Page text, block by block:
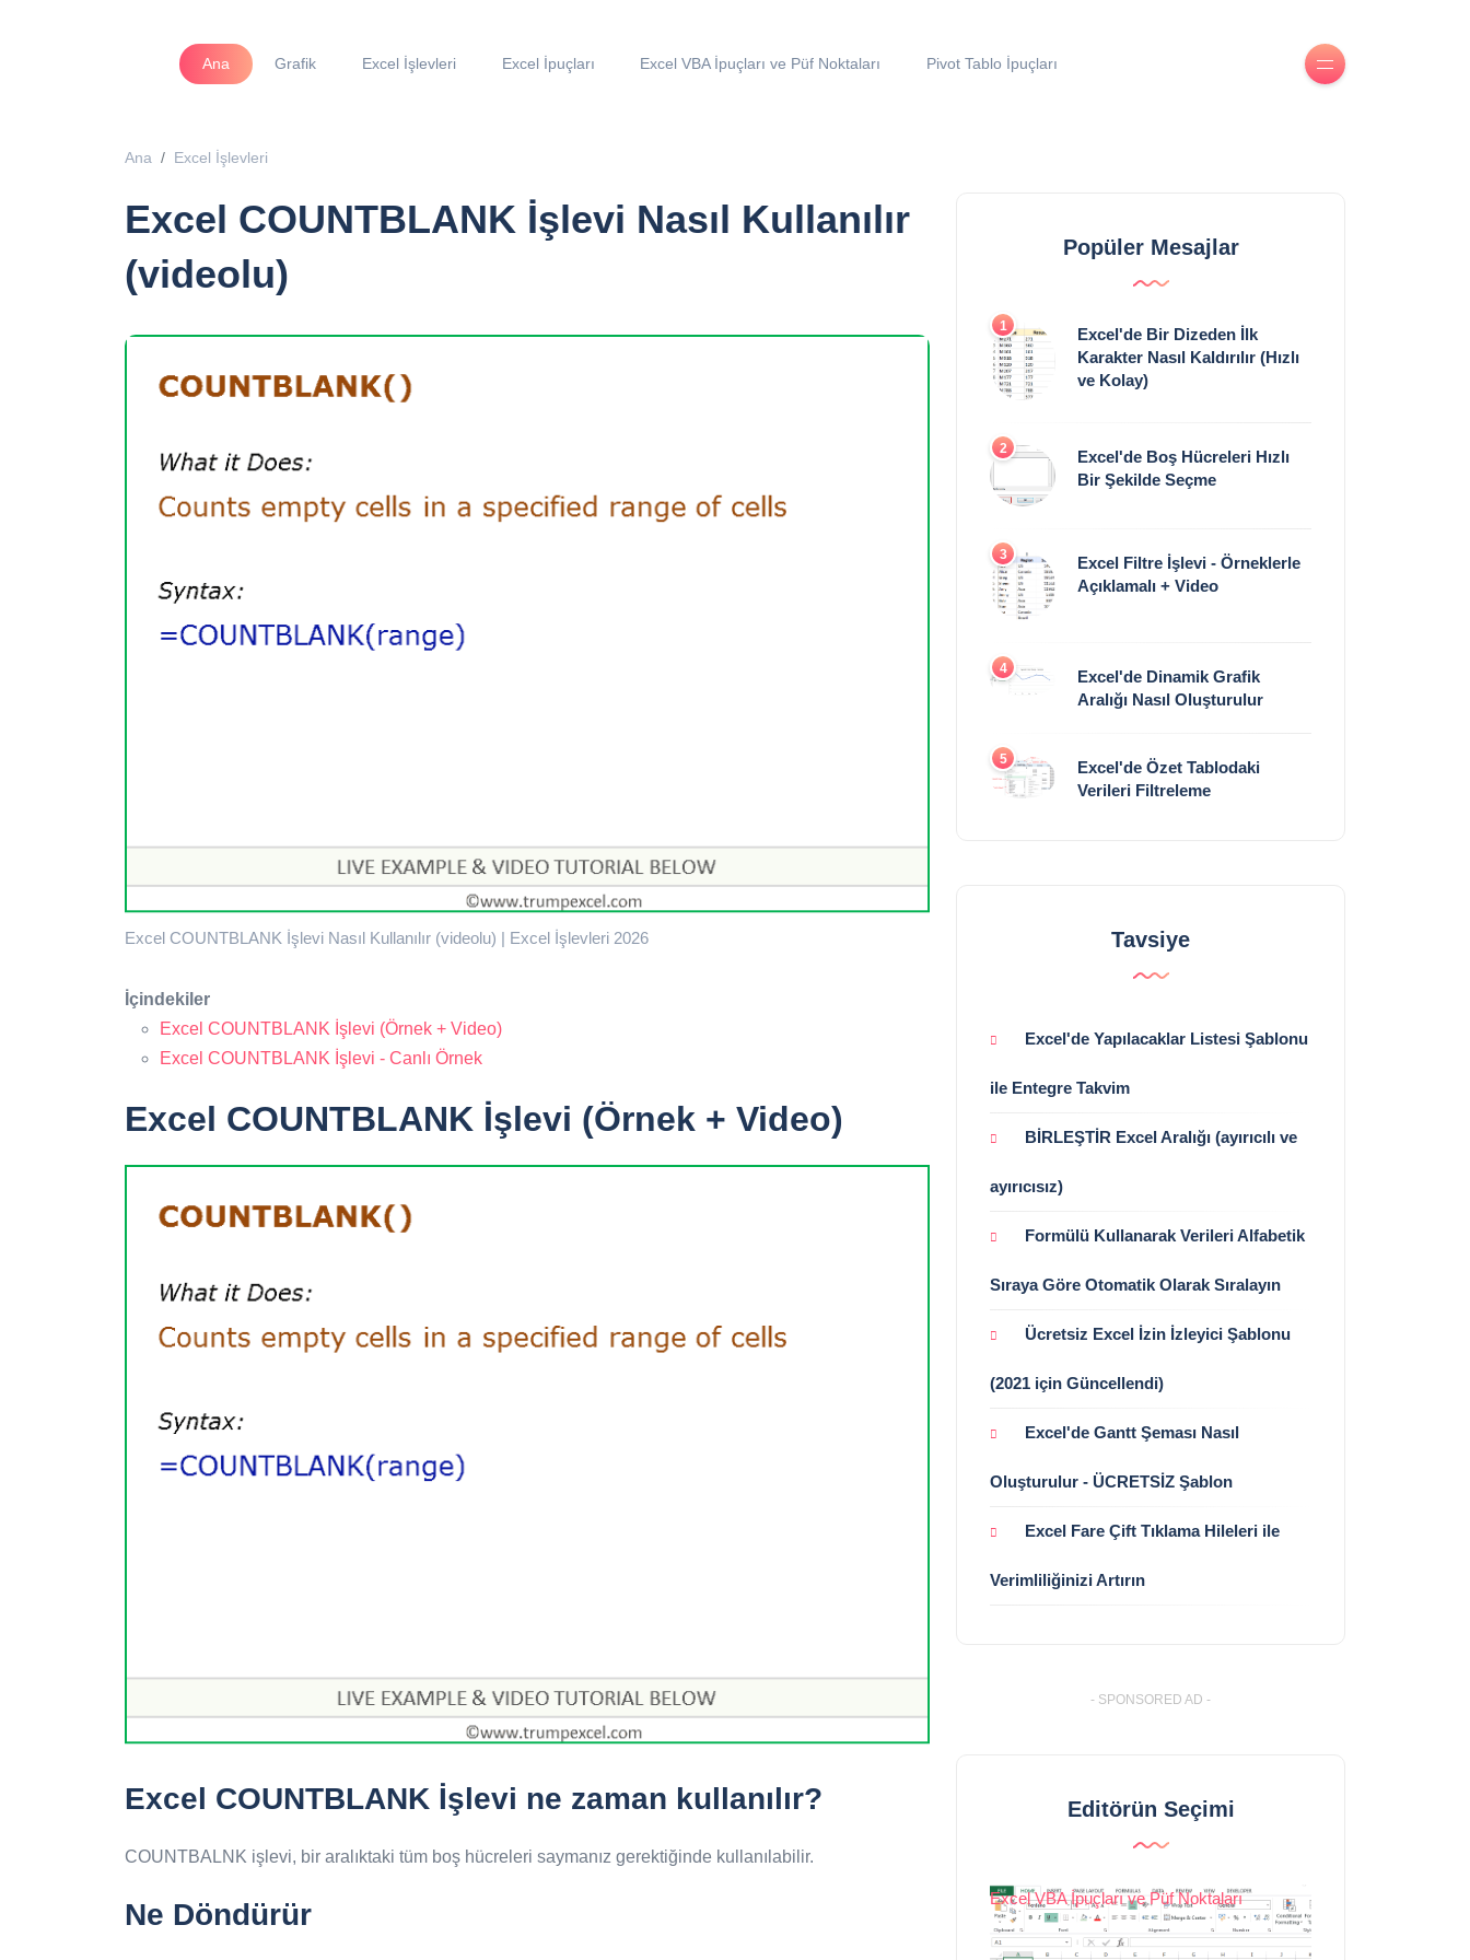
Ana Grafik Excel İşlevleri Excel İpuçları Excel VBA İpuçları ve Püf Noktaları Pivot Tablo İpuçları
Ana Excel İşlevleri
Excel COUNTBLANK İşlevi Nasıl Kullanılır
(videolu)
Excel COUNTBLANK İşlevi Nasıl Kullanılır (videolu) | Excel İşlevleri 2026
İçindekiler
Excel COUNTBLANK İşlevi (Örnek + Video)
Excel COUNTBLANK İşlevi - Canlı Örnek
Excel COUNTBLANK İşlevi (Örnek + Video)
Excel COUNTBLANK İşlevi ne zaman kullanılır?
COUNTBALNK işlevi, bir aralıktaki tüm boş hücreleri saymanız gerektiğinde kullanılabilir.
Ne Döndürür
Popüler Mesajlar
1
Excel'de Bir Dizeden İlk
Karakter Nasıl Kaldırılır (Hızlı
ve Kolay)
2
Excel'de Boş Hücreleri Hızlı
Bir Şekilde Seçme
3
Excel Filtre İşlevi - Örneklerle
Açıklamalı + Video
4
Excel'de Dinamik Grafik
Aralığı Nasıl Oluşturulur
5
Excel'de Özet Tablodaki
Verileri Filtreleme
Tavsiye
Excel'de Yapılacaklar Listesi Şablonu
ile Entegre Takvim
BİRLEŞTİR Excel Aralığı (ayırıcılı ve
ayırıcısız)
Formülü Kullanarak Verileri Alfabetik
Sıraya Göre Otomatik Olarak Sıralayın
Ücretsiz Excel İzin İzleyici Şablonu
(2021 için Güncellendi)
Excel'de Gantt Şeması Nasıl
Oluşturulur - ÜCRETSİZ Şablon
Excel Fare Çift Tıklama Hileleri ile
Verimliliğinizi Artırın
- SPONSORED AD -
Editörün Seçimi
Excel VBA İpuçları ve Püf Noktaları